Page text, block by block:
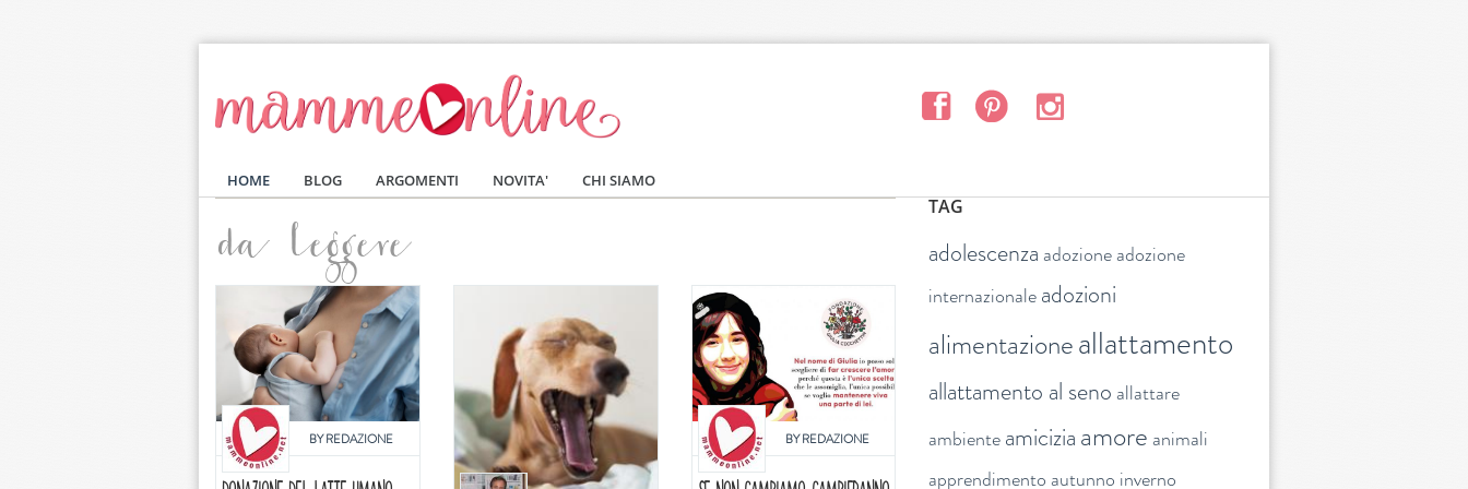
HOME BLOG ARGOMENTI NOVITA' CHI SIAMO
da leggere
BYREDAZIONE BYREDAZIONE
TAG
adolescenza adozioneadozione
internazionaleadozioni
alimentazioneallattamento
allattamento al seno allattare
ambienteamiciziaamore animali
apprendimento autunno inverno